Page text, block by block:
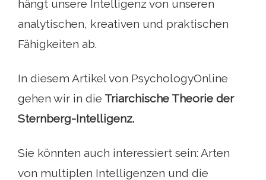
hängt unsere Intelligenz von unseren
analytischen, kreativen und praktischen
Fähigkeiten ab.
In diesem Artikel von PsychologyOnline
gehen wir in die Triarchische Theorie der
Sternberg-Intelligenz.
Sie könnten auch interessiert sein: Arten
von multiplen Intelligenzen und die